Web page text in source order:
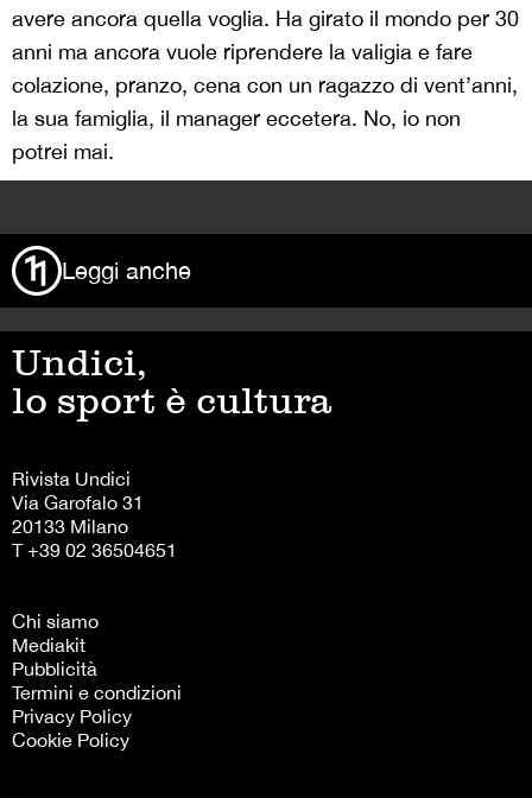
avere ancora quella voglia. Ha girato il mondo per 30
anni ma ancora vuole riprendere la valigia e fare
colazione, pranzo, cena con un ragazzo di vent’anni,
la sua famiglia, il manager eccetera. No, io non
potrei mai.
Leggi anche
Undici,
lo sport è cultura
Rivista Undici
Via Garofalo 31
20133 Milano
T +39 02 36504651
Chi siamo
Mediakit
Pubblicità
Termini e condizioni
Privacy Policy
Cookie Policy